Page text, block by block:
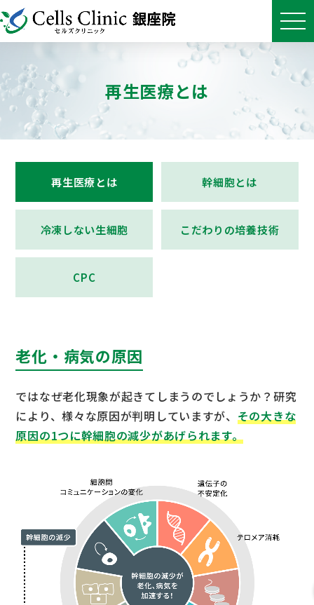
再生医療とは
再生医療とは 幹細胞とは
冷凍しない生細胞 こだわりの培養技術
CPC
老化・病気の原因
ではなぜ老化現象が起きてしまうのでしょうか？研究
により、様々な原因が判明していますが、 その大きな
原因の1つに幹細胞の減少があげられます。